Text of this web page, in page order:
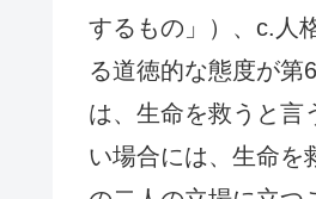
するもの」）、c.人
る道徳的な態度が第
は、生命を救うと言
い場合には、生命を